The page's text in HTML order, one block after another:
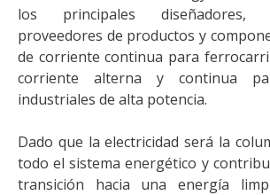
los principales diseñadores,
proveedores de productos y
de corriente continua para
corriente alterna y continua
industriales de alta potencia.
Dado que la electricidad será la
todo el sistema energético y
transición hacia una energía